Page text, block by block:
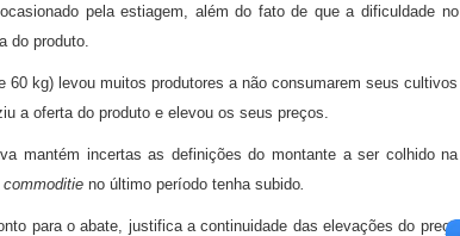
pela estiagem, além do fato de que a dificuldade no
do produto.
kg) levou muitos produtores a não consumarem seus cultivos
a oferta do produto e elevou os seus preços.
mantém incertas as definições do montante a ser colhido na
commoditie no último período tenha subido.
para o abate, justifica a continuidade das elevações do preço